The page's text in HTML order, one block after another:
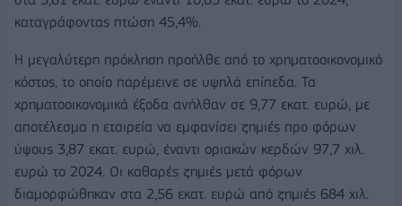
καταγράφοντας πτώση 45,4%.
Η μεγαλύτερη πρόκληση προήλθε από το χρηματοοικονομικό
κόστος, το οποίο παρέμεινε σε υψηλά επίπεδα. Τα
χρηματοοικονομικά έξοδα ανήλθαν σε 9,77 εκατ. ευρώ, με
αποτέλεσμα η εταιρεία να εμφανίσει ζημιές προ φόρων
ύψους 3,87 εκατ. ευρώ, έναντι οριακών κερδών 97,7 χιλ.
ευρώ το 2024. Οι καθαρές ζημιές μετά φόρων
διαμορφώθηκαν στα 2,56 εκατ. ευρώ από ζημιές 684 χιλ.